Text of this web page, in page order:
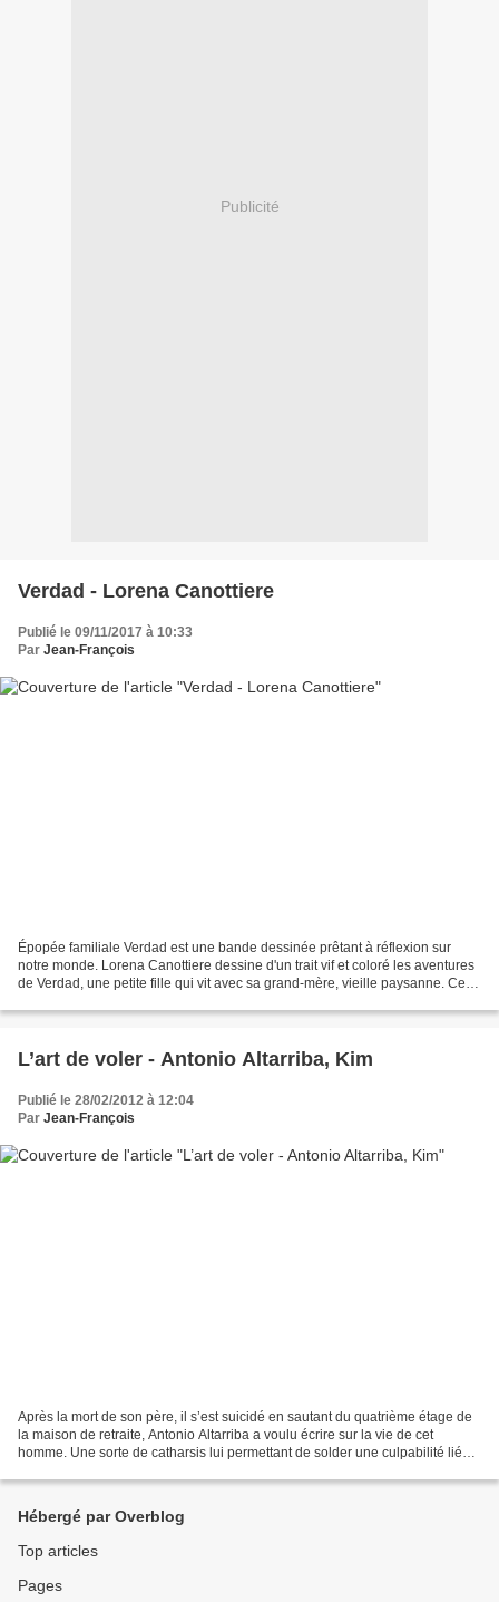
Publicité
Verdad - Lorena Canottiere
Publié le 09/11/2017 à 10:33
Par Jean-François
Épopée familiale Verdad est une bande dessinée prêtant à réflexion sur
notre monde. Lorena Canottiere dessine d'un trait vif et coloré les aventures
de Verdad, une petite fille qui vit avec sa grand-mère, vieille paysanne. Cette
L’art de voler - Antonio Altarriba, Kim
Publié le 28/02/2012 à 12:04
Par Jean-François
Après la mort de son père, il s’est suicidé en sautant du quatrième étage de
la maison de retraite, Antonio Altarriba a voulu écrire sur la vie de cet
homme. Une sorte de catharsis lui permettant de solder une culpabilité liée à
Hébergé par Overblog
Top articles
Pages